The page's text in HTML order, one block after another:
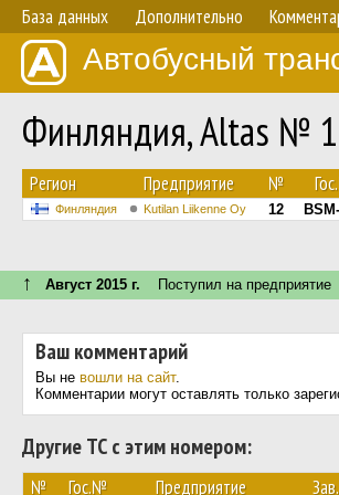
База данных Дополнительно
Автобусный
Финляндия, Altas №
Регион Предприятие №
Финляндия Kutilan Liikenne Oy 12
↑ Август 2015 г. Поступил на предприятие
Ваш комментарий
Вы не вошли на сайт.
Комментарии могут оставлять только
Другие ТС с этим номером:
№ Гос.№ Предприятие